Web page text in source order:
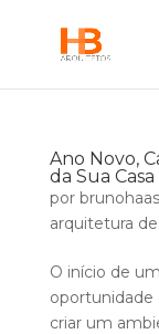
Ano Novo,
da Sua
por
arquitetura
O início de
oportunidade
criar um